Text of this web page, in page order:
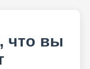
что вы